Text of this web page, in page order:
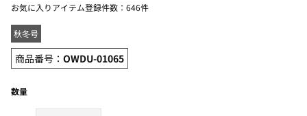
お気に入りアイテム登録件数： 646件
秋冬号
商品番号： OWDU-01065
数量